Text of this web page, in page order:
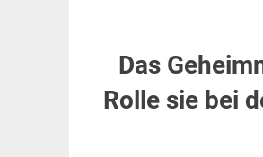
Das
Rolle sie bei